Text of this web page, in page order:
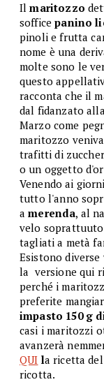
Ilmaritozzo
sofficepanino
pinoli e frutta
nome è una
molte sono le
questo
racconta che il
dal fidanzato
Marzo come
maritozzo
trafitti di
o un oggetto
Venendo ai
tutto l'anno
amerenda, al
velo
tagliati a metà
Esistono
la versione qui
perché i
preferite
impasto 150 g
casi i maritozzi
avanzerà
QUI la ricetta
ricotta.